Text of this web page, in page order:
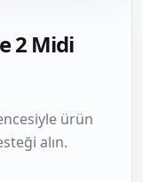
2 Midi
ürün
alın.